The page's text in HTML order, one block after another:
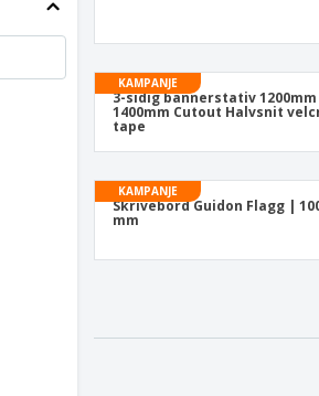
KAMPANJE
3-sidig bannerstativ 1200mm
1400mm Cutout Halvsnit
tape
KAMPANJE
Skrivebord Guidon Flagg |
mm